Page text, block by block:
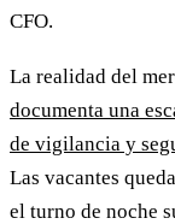
CFO.
La realidad del
documenta una
de vigilancia y
Las vacantes
el turno de noche